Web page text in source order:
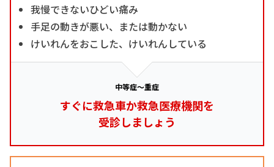
我慢できないひどい痛み
手足の動きが悪い、または動かない
けいれんをおこした、けいれんしている
中等症～重症
すぐに救急車か救急医療機関を
受診しましょう